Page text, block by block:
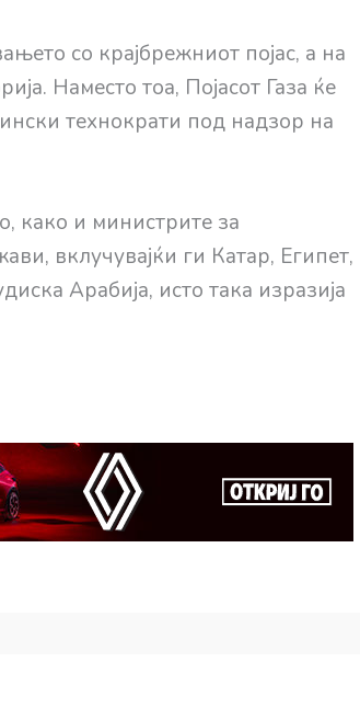
со крајбрежниот појас, а на
Наместо тоа, Појасот Газа ќе
технократи под надзор на
како и министрите за
вклучувајќи ги Катар, Египет,
Арабија, исто така изразија